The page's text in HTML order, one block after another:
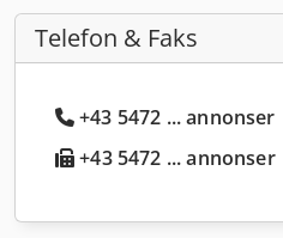
Telefon & Faks
+43 5472 ... annonser
+43 5472 ... annonser